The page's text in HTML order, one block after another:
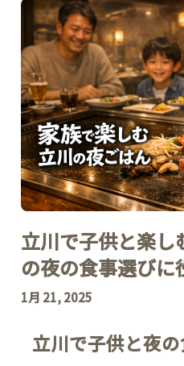
立川で子供と楽し
の夜の食事選びに
1月 21, 2025
立川で子供と夜